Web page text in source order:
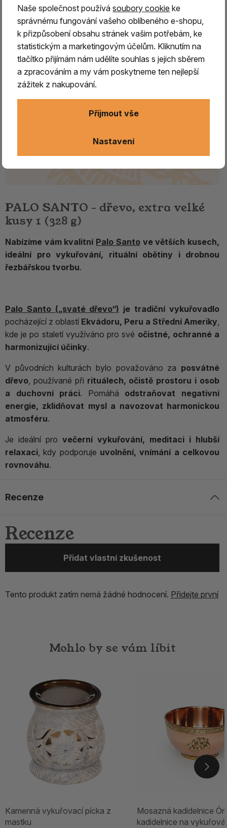
PALO SANTO - dřevo, extra velké
kusy 1 (328 g)
Nabízíme vám kvalitní Palo Santove větších kusech,
ideální pro vykuřování, rituální obětiny i drobnou
řezbářskou tvorbu.
Palo Santo („svaté dřevo“) je tradiční vykuřovadlo
pocházející z oblastí Ekvádoru, Peru a Střední Ameriky,
kde je po staletí využíváno pro své očistné, ochranné a
harmonizující účinky.
V původních kulturách bylo považováno za posvátné
dřevo, používané při rituálech, očistě prostoru i osob
a duchovní práci. Pomáhá odstraňovat negativní
energie, zklidňovat mysl a navozovat harmonickou
atmosféru.
Je ideální pro večerní vykuřování, meditaci i hlubší
relaxaci, kdy podporuje uvolnění, vnímání a celkovou
rovnováhu.
Recenze
Recenze
Přidat vlastní zkušenost
Tento produkt zatím nemá žádné hodnocení. Přidejte první
Mohlo by se vám líbit
Kamenná vykuřovací pícka z
mastku
Mosazná kadidelnice
kadidelnice na
Naše společnost používásoubory cookie ke
správnému fungování vašeho oblíbeného e-shopu,
k přizpůsobení obsahu stránek vašim potřebám, ke
statistickým a marketingovým účelům. Kliknutím na
tlačítko přijímám nám udělíte souhlas s jejich sběrem
a zpracováním a my vám poskytneme ten nejlepší
zážitek z nakupování.
Nastavení
Přijmout vše